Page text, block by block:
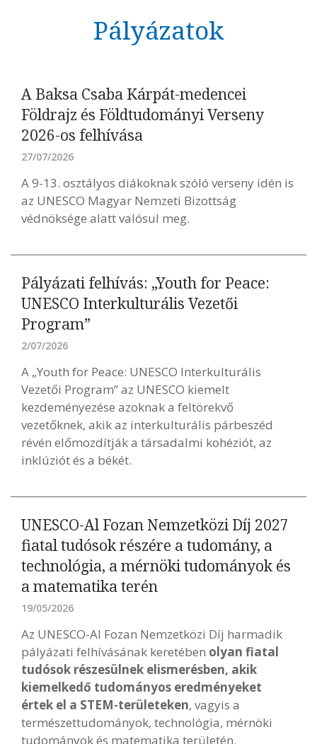
Pályázatok
A Baksa Csaba Kárpát-medencei
Földrajz és Földtudományi Verseny
2026-os felhívása
27/07/2026
A 9-13. osztályos diákoknak szóló verseny idén is
az UNESCO Magyar Nemzeti Bizottság
védnöksége alatt valósul meg.
Pályázati felhívás: „Youth for Peace:
UNESCO Interkulturális Vezetői
Program”
2/07/2026
A „Youth for Peace: UNESCO Interkulturális
Vezetői Program” az UNESCO kiemelt
kezdeményezése azoknak a feltörekvő
vezetőknek, akik az interkulturális párbeszéd
révén előmozdítják a társadalmi kohéziót, az
inklúziót és a békét.
UNESCO-Al Fozan Nemzetközi Díj 2027
fiatal tudósok részére a tudomány, a
technológia, a mérnöki tudományok és
a matematika terén
19/05/2026
Az UNESCO-Al Fozan Nemzetközi Díj harmadik
pályázati felhívásának keretében olyan fiatal
tudósok részesülnek elismerésben, akik
kiemelkedő tudományos eredményeket
értek el a STEM-területeken, vagyis a
természettudományok, technológia, mérnöki
tudományok és matematika területén.